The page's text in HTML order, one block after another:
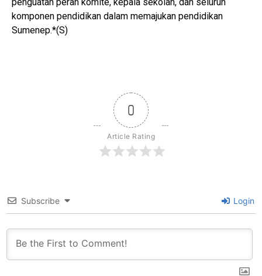
komponen pendidikan dalam memajukan pendidikan
Sumenep.*(S)
0
Article Rating
Subscribe Login